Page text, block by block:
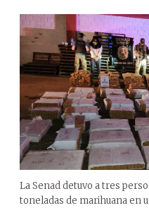
La Senad detuvo a tres
toneladas de marihuana en